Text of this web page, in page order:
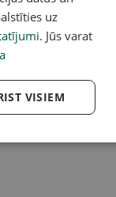
automašīnā
kontrabandas
eiro vērtībā
uz
. Jūs varat
VISIEM